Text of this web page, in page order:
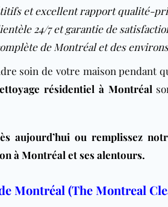
et excellent rapport qualité-
24/7 et garantie de
de Montréal et des
soin de votre maison pendant
résidentiel à Montréal
aujourd’hui ou remplissez
à Montréal et ses alentours.
Montréal (The Montreal